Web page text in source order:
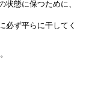
状態に保つために、
必ず平らに干してく